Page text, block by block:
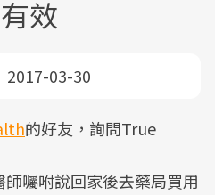
效
2017-03-30
的好友，詢問True
師囑咐說回家後去藥局買用